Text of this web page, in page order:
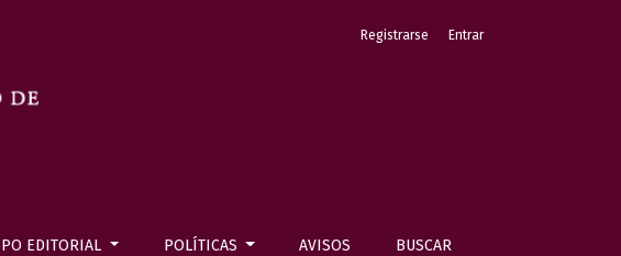
EDITORIAL POLÍTICAS AVISOS BUSCAR
Registrarse Entrar